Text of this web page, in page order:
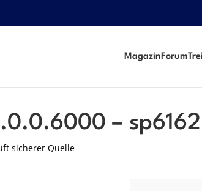
Magazin Forum
–
sicherer Quelle